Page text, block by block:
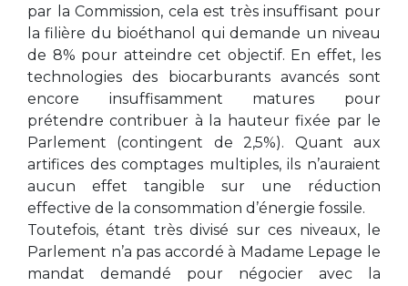
par la Commission, cela est très insuffisant pour
la filière du bioéthanol qui demande un niveau
de 8% pour atteindre cet objectif. En effet, les
technologies des biocarburants avancés sont
encore insuffisamment matures pour
prétendre contribuer à la hauteur fixée par le
Parlement (contingent de 2,5%). Quant aux
artifices des comptages multiples, ils n’auraient
aucun effet tangible sur une réduction
effective de la consommation d’énergie fossile.
Toutefois, étant très divisé sur ces niveaux, le
Parlement n’a pas accordé à Madame Lepage le
mandat demandé pour négocier avec la